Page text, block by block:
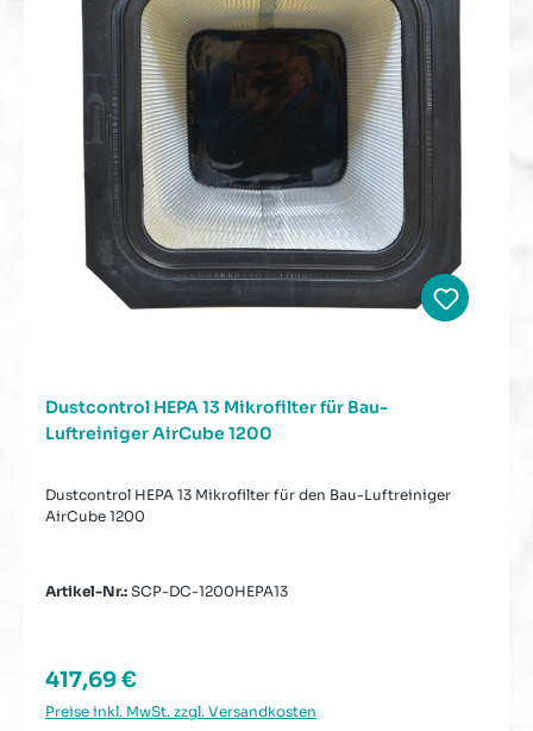
Dustcontrol HEPA 13 Mikrofilter für Bau-
Luftreiniger AirCube 1200
Dustcontrol HEPA 13 Mikrofilter für den Bau-Luftreiniger
AirCube 1200
Artikel-Nr.: SCP-DC-1200HEPA13
Regulärer Preis:
417,69 €
Preise inkl. MwSt. zzgl. Versandkosten